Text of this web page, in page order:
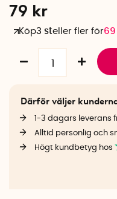
79 kr
Köp3 steller fler för69
Därför väljer
1-3 dagars leverans
Alltid personlig och
Högt kundbetyg hos